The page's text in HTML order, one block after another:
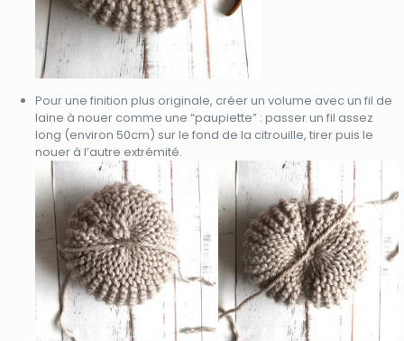
Pour une finition plus originale, créer un volume avec un fil de
laine à nouer comme une “paupiette” : passer un fil assez
long (environ 50cm) sur le fond de la citrouille, tirer puis le
nouer à l’autre extrémité.